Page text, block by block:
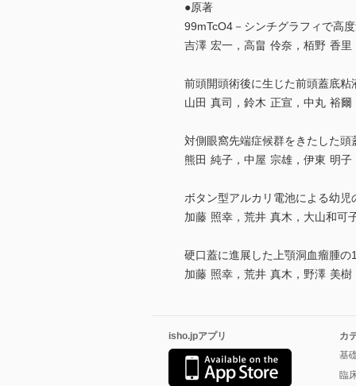
●原著
99mTcO4－シンチグラフィで高
吉澤 宏一，高畠 伶奈，栢野 香里
前頭開頭術後に生じた前頭蓋底粘
山田 真司，鈴木 正宣，中丸 裕爾
対側眼窩先端症候群をきたした頭
熊田 純子，中屋 宗雄，伊東 明子
ボタン型アルカリ電池による幼児
加藤 照幸，荒井 真木，大山和可
硬口蓋に進展した上顎洞血瘤腫の
加藤 照幸，荒井 真木，野澤 美樹
isho.jpアプリ
カ
基
臨